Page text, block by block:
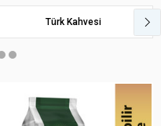
Türk Kahvesi